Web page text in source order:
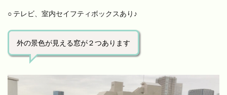
○ テレビ、室内セイフティボックスあり♪
外の景色が見える窓が２つあります